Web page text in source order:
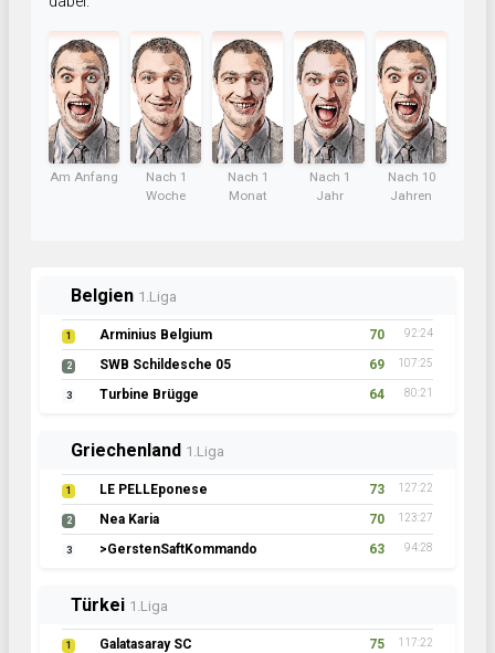
Am Anfang
Nach 1
Woche
Nach 1
Monat
Nach 1
Jahr
Nach 10
Jahren
Belgien 1.Liga
1 Arminius Belgium 70 92:24
2 SWB Schildesche 05 69 107:25
3 Turbine Brügge 64 80:21
Griechenland 1.Liga
1 LE PELLEponese 73 127:22
2 Nea Karia 70 123:27
3 >GerstenSaftKommando 63 94:28
Türkei 1.Liga
1 Galatasaray SC 75 117:22